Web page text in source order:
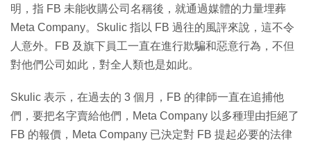
明，指 FB 未能收購公司名稱後，就通過媒體的力量埋葬
Meta Company。Skulic 指以 FB 過往的風評來說，這不令
人意外。FB 及旗下員工一直在進行欺騙和惡意行為，不但
對他們公司如此，對全人類也是如此。
Skulic 表示，在過去的 3 個月，FB 的律師一直在追捕他
們，要把名字賣給他們，Meta Company 以多種理由拒絕了
FB 的報價，Meta Company 已決定對 FB 提起必要的法律